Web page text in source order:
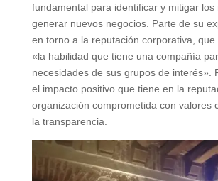
fundamental para identificar y mitigar los
generar nuevos negocios. Parte de su
en torno a la reputación corporativa, que
«la habilidad que tiene una compañía
necesidades de sus grupos de interés».
el impacto positivo que tiene en la
organización comprometida con valores
la transparencia.